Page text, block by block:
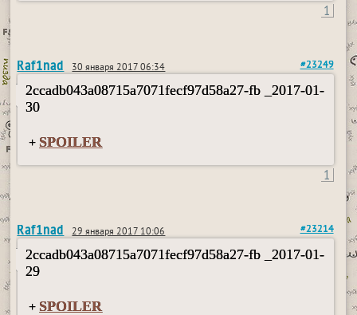
1
Raf1nad 30 января 2017 06:34 #23249
2ccadb043a08715a7071fecf97d58a27-fb _2017-01-
30
+ SPOILER
1
Raf1nad 29 января 2017 10:06 #23214
2ccadb043a08715a7071fecf97d58a27-fb _2017-01-
29
+ SPOILER